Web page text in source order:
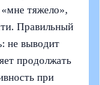
тяжело»,
Правильный
не выводит
продолжать
при